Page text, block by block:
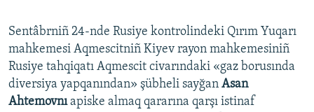
RFE/RS bütün saytları
Sentâbrniñ 24-nde Rusiye kontrolindeki Qırım Yuqarı
mahkemesi Aqmescitniñ Kiyev rayon mahkemesiniñ
Rusiye tahqiqatı Aqmescit civarındaki «gaz borusında
diversiya yapqanından» şübheli sayğan Asan
Ahtemovnıapiske almaq qararına qarşı istinaf